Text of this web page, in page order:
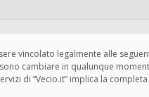
vincolato legalmente alle
cambiare in qualunque
di “Vecio.it” implica la